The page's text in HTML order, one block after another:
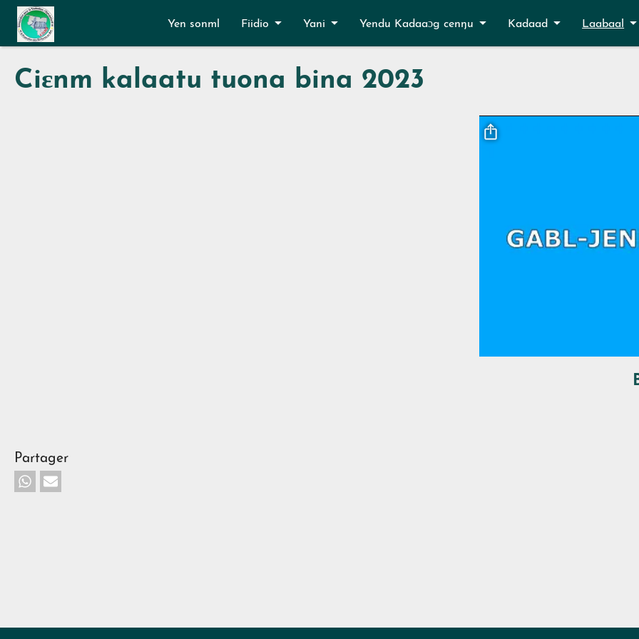
Aller au contenu principal
Yen sonml Fiidio Yani Yendu Kadaaɔg cenŋu Kadaad Laabaal
Ciɛnm kalaatu tuona bina 2023
Fichier vidéo
Partager